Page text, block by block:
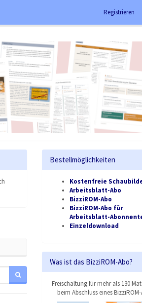
Registrieren
Bestellmöglichkeiten
Kostenfreie
Arbeitsblatt-Abo
BizziROM-Abo
BizziROM-Abo für
Arbeitsblatt-
Einzeldownload
Was ist das BizziROM-Abo?
Freischaltung für mehr als 130
beim Abschluss eines